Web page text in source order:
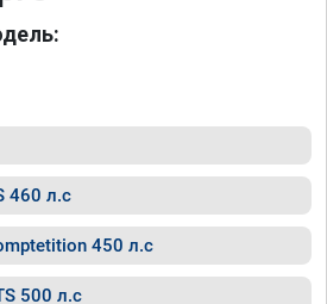
460 л.с
450 л.с
500 л.с